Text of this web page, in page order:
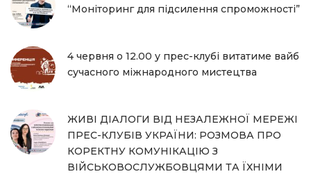
“Моніторинг для підсилення спроможності”
4 червня о 12.00 у прес-клубі витатиме вайб
сучасного міжнародного мистецтва
ЖИВІ ДІАЛОГИ ВІД НЕЗАЛЕЖНОЇ МЕРЕЖІ
ПРЕС-КЛУБІВ УКРАЇНИ: РОЗМОВА ПРО
КОРЕКТНУ КОМУНІКАЦІЮ З
ВІЙСЬКОВОСЛУЖБОВЦЯМИ ТА ЇХНІМИ